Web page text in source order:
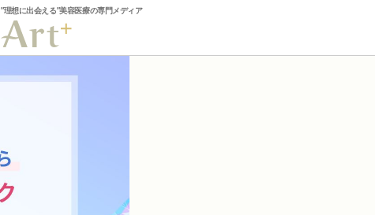
”理想に出会える”美容医療の専門メディア